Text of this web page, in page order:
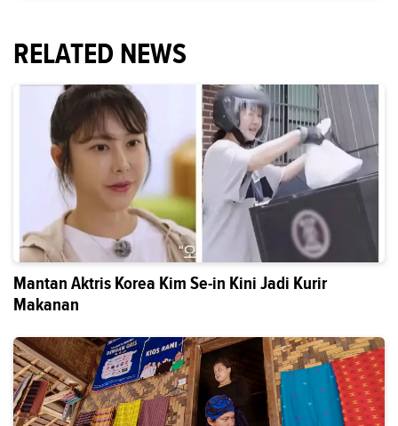
RELATED NEWS
Mantan Aktris Korea Kim Se-in Kini Jadi Kurir
Makanan